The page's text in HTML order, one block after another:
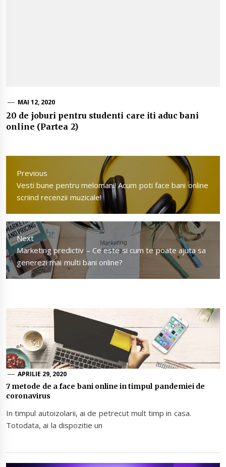
MAI 12, 2020
20 de joburi pentru studenti care iti aduc bani
online (Partea 2)
Navigare
în
articole
Previous
Previous
post:
Vesti bune pentru melomani! Acum poti face bani online
scriind recenzii muzicale!
Next
Next
post:
Marketing predictiv – Ce este si cum te poate ajuta sa
generezi mai multi bani online?
APRILIE 29, 2020
7 metode de a face bani online in timpul pandemiei de
coronavirus
In timpul autoizolarii, ai de petrecut mult timp in casa.
Totodata, ai la dispozitie un